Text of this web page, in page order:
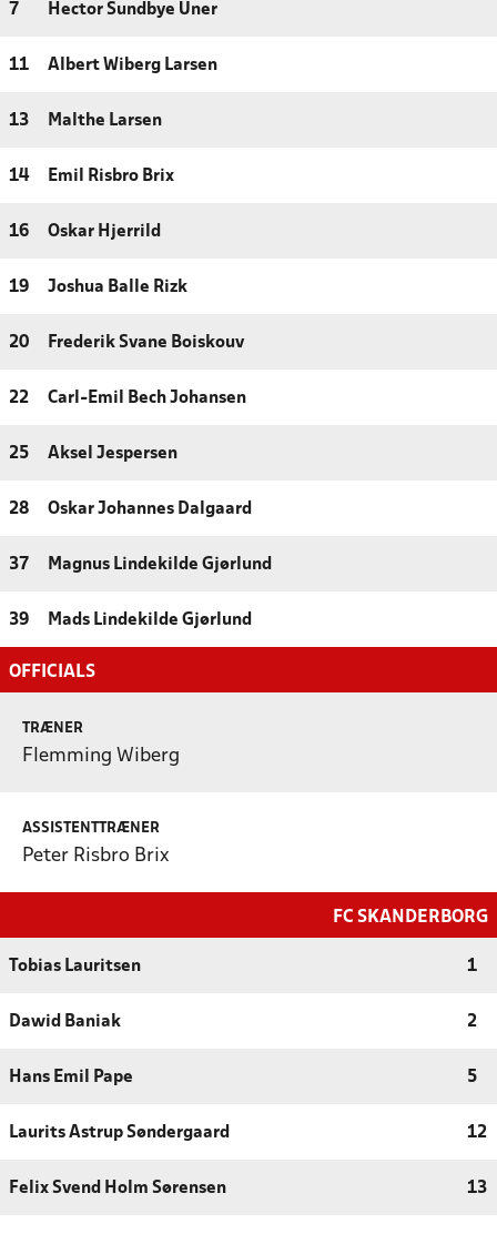
7 Hector Sundbye Üner
11 Albert Wiberg Larsen
13 Malthe Larsen
14 Emil Risbro Brix
16 Oskar Hjerrild
19 Joshua Balle Rizk
20 Frederik Svane Boiskouv
22 Carl-Emil Bech Johansen
25 Aksel Jespersen
28 Oskar Johannes Dalgaard
37 Magnus Lindekilde Gjørlund
39 Mads Lindekilde Gjørlund
OFFICIALS
TRÆNER
Flemming Wiberg
ASSISTENTTRÆNER
Peter Risbro Brix
FC SKANDERBORG
Tobias Lauritsen 1
Dawid Baniak 2
Hans Emil Pape 5
Laurits Astrup Søndergaard 12
Felix Svend Holm Sørensen 13